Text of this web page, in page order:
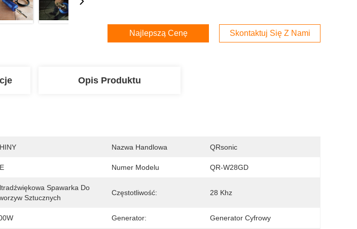
Najlepszą Cenę Skontaktuj Się Z Nami
Opis Produktu
Nazwa Handlowa QRsonic
Numer Modelu QR-W28GD
Spawarka Do
Sztucznych
Częstotliwość: 28 Khz
Generator: Generator Cyfrowy